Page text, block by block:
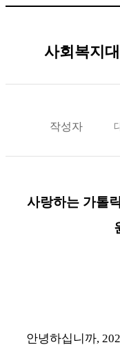
사회복지
작성자
사랑하는 가톨
안녕하십니까,